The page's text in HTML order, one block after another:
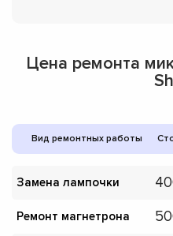
Цена ремонта
Вид ремонтных работы
Замена лампочки
Ремонт магнетрона